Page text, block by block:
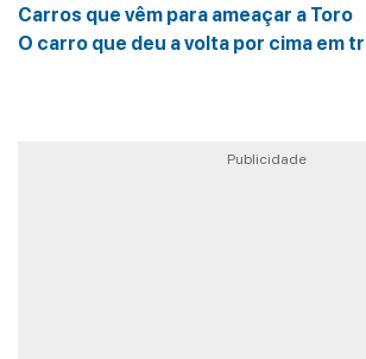
Carros que vêm para ameaçar a Toro
O carro que deu a volta por cima em
Publicidade